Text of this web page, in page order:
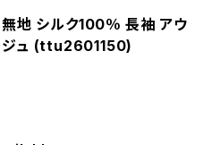
地 シルク100％ 長袖 アウ
ジュ (ttu2601150)